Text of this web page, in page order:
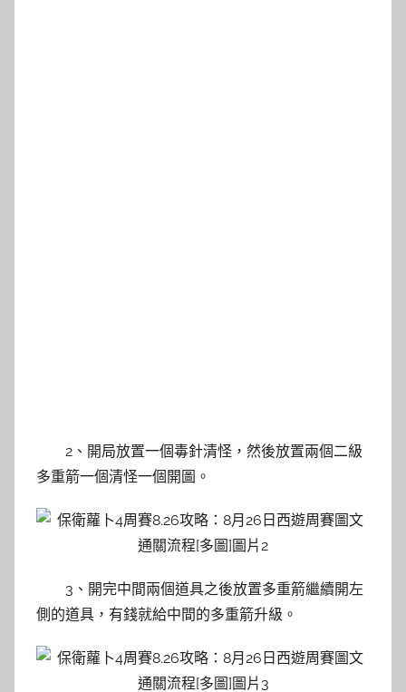
2、開局放置一個毒針清怪，然後放置兩個二級
多重箭一個清怪一個開圖。
3、開完中間兩個道具之後放置多重箭繼續開左
側的道具，有錢就給中間的多重箭升級。